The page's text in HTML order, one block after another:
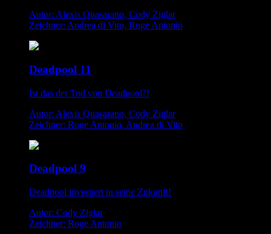
Autor: Alexis Quasarano, Cody Ziglar
Zeichner: Andrea di Vito, Roge Antonio
Deadpool 11
Ist das der Tod von Deadpool?!
Autor: Alexis Quasarano, Cody Ziglar
Zeichner: Roge Antonio, Andrea di Vito
Deadpool 9
Deadpool investiert in seine Zukunft!
Autor: Cody Ziglar
Zeichner: Roge Antonio